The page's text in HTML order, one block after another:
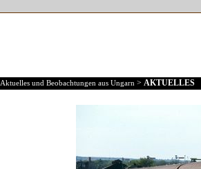
Aktuelles und Beobachtungen aus Ungarn > AKTUELLES